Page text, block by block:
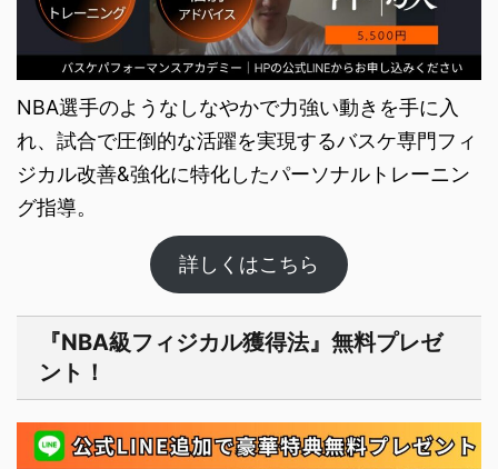
NBA選手のようなしなやかで力強い動きを手に入
れ、試合で圧倒的な活躍を実現するバスケ専門フィ
ジカル改善&強化に特化したパーソナルト​レーニン
グ指導。
詳しくはこちら
『NBA級フィジカル獲得法』無料プレゼ
ント！